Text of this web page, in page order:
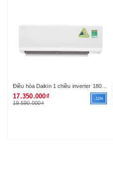
Điều hòa Daikin 1 chiều inverter 18000Btu FTKA50UAVMV (R32) (VN)
17.350.000₫
19.590.000₫
-11%